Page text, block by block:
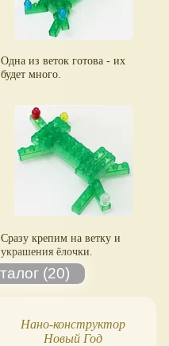
Одна из веток готова - их
будет много.
Сразу крепим на ветку и
украшения ёлочки.
Нано-конструктор
Новый Год